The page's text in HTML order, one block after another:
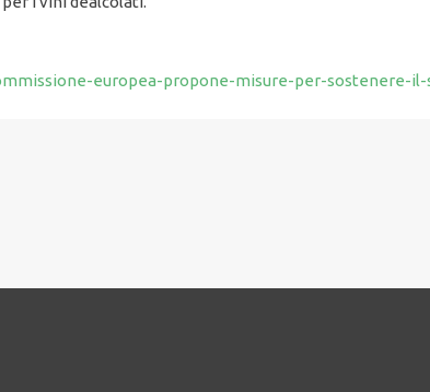
europea-propone-misure-per-sostenere-